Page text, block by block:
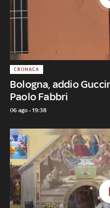
Bologna, addio
Paolo Fabbri
CRONACA
06 ago - 19:38